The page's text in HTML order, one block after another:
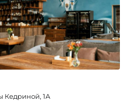
Кедриной, 1А